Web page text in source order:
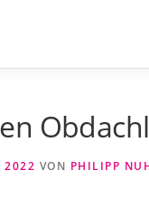
2022 VON PHILIPP